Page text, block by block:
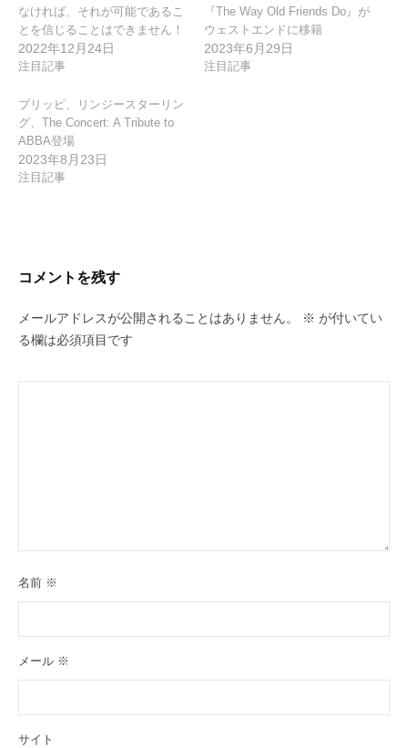
なければ、それが可能であるこ
とを信じることはできません！
2022年12月24日
注目記事
『The Way Old Friends Do』が
ウェストエンドに移籍
2023年6月29日
注目記事
ブリッピ、リンジースターリン
グ、The Concert: A Tribute to
ABBA登場
2023年8月23日
注目記事
コメントを残す
メールアドレスが公開されることはありません。 ※ が付いてい
る欄は必須項目です
名前 ※
メール ※
サイト